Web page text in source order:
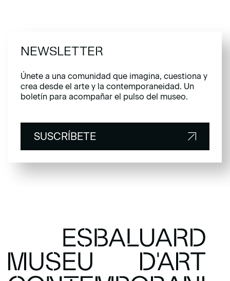
NEWSLETTER
Únete a una comunidad que imagina, cuestiona y
crea desde el arte y la contemporaneidad. Un
boletín para acompañar el pulso del museo.
SUSCRÍBETE
SUSCRÍBETE